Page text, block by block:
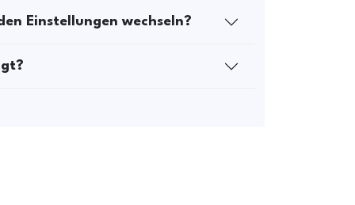
Einstellungen wechseln?